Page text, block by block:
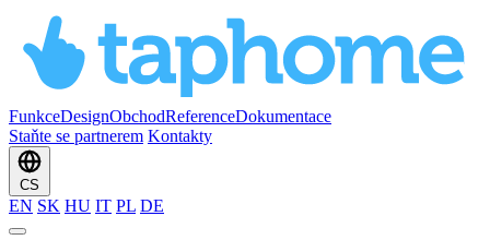
FunkceDesignObchodReferenceDokumentace
Staňte se partnerem Kontakty
CS
EN SK HU IT PL DE